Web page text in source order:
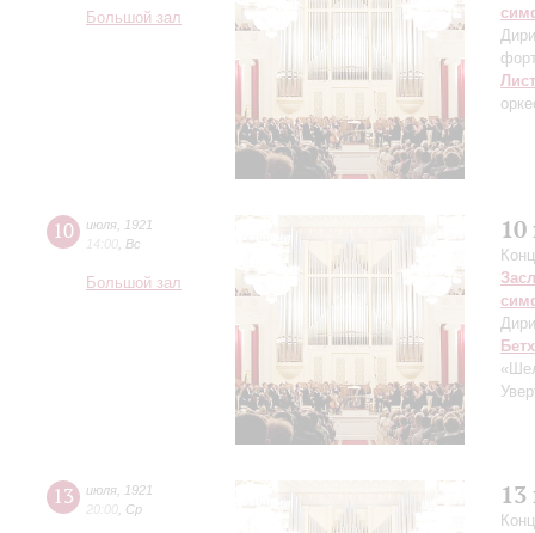
Большой зал
Лист
10 июля
1921
14:00 Вс
Большой зал
13 июля
1921
20:00 Ср